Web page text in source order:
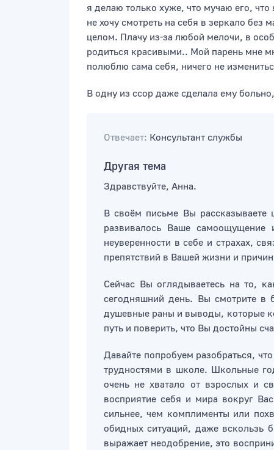
я делаю только хуже, что мучаю его,
не хочу смотреть на себя в зеркало
целом. Плачу из-за любой мелочи, в
родиться красивыми.. Мой парень мне
полюблю сама себя, ничего не
В одну из ссор даже сделала ему
Отвечает: Консультант службы
Другая тема
Здравствуйте, Анна.
В своём письме Вы
развивалось Ваше
неуверенности в себе и страхах,
препятствий в Вашей жизни и
Сейчас Вы оглядываетесь на то,
сегодняшний день. Вы смотрите в
душевные раны и выводы, которые
путь и поверить, что Вы достойны
Давайте попробуем разобраться,
трудностями в школе. Школьные
очень не хватало от взрослых и
восприятие себя и мира вокруг
сильнее, чем комплименты или
обидных ситуаций, даже вскользь
выражает неодобрение, это